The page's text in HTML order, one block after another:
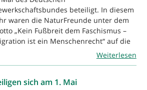
beteiligt. In diesem
waren die NaturFreunde unter dem
„Kein Fußbreit dem Faschismus –
ist ein Menschenrecht“ auf die
Weiterlesen
sich am 1. Mai